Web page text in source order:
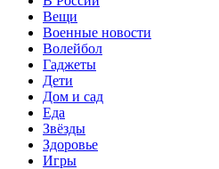
Вещи
Военные новости
Волейбол
Гаджеты
Дети
Дом и сад
Еда
Звёзды
Здоровье
Игры